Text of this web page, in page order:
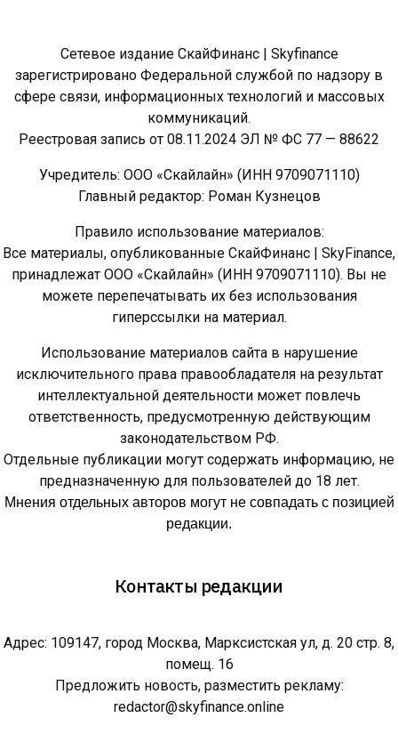
Сетевое издание СкайФинанс | Skyfinance
зарегистрировано Федеральной службой по надзору в
сфере связи, информационных технологий и массовых
коммуникаций.
Реестровая запись от 08.11.2024 ЭЛ № ФС 77 — 88622
Учредитель: ООО «Скайлайн» (ИНН 9709071110)
Главный редактор: Роман Кузнецов
Правило использование материалов:
Все материалы, опубликованные СкайФинанс | SkyFinance,
принадлежат ООО «Скайлайн» (ИНН 9709071110). Вы не
можете перепечатывать их без использования
гиперссылки на материал.
Использование материалов сайта в нарушение
исключительного права правообладателя на результат
интеллектуальной деятельности может повлечь
ответственность, предусмотренную действующим
законодательством РФ.
Отдельные публикации могут содержать информацию, не
предназначенную для пользователей до 18 лет.
Мнения отдельных авторов могут не совпадать с позицией
редакции.
Контакты редакции
Адрес: 109147, город Москва, Марксистская ул, д. 20 стр. 8,
помещ. 16
Предложить новость, разместить рекламу:
redactor@skyfinance.online